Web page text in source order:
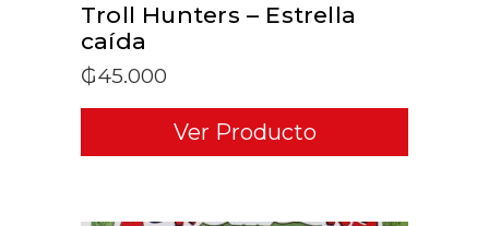
Troll Hunters – Estrella
caída
₲45.000
Ver Producto